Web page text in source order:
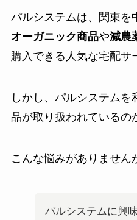
パルシステムは、関東を
オーガニック商品や減農
購入できる人気な宅配サ
しかし、パルシステム
品が取り扱われているの
こんな悩みがありません
パルシステムに興